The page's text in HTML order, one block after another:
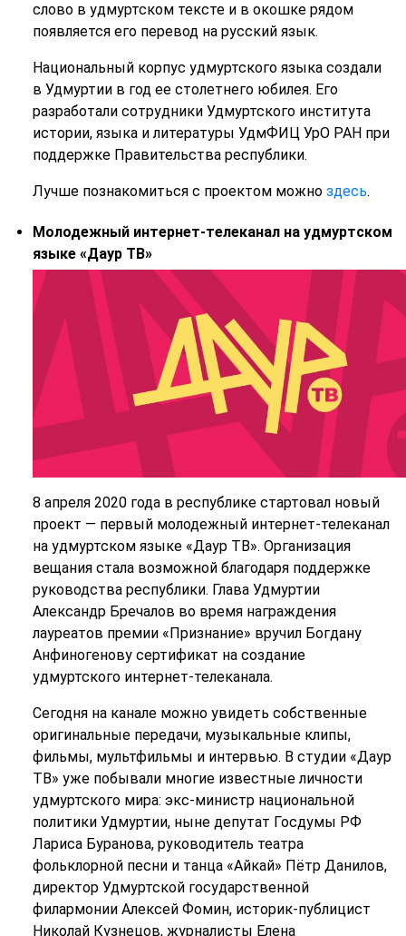
слово в удмуртском тексте и в окошке рядом
появляется его перевод на русский язык.
Национальный корпус удмуртского языка создали
в Удмуртии в год ее столетнего юбилея. Его
разработали сотрудники Удмуртского института
истории, языка и литературы УдмФИЦ УрО РАН при
поддержке Правительства республики.
Лучше познакомиться с проектом можно здесь.
Молодежный интернет-телеканал на удмуртском
языке «Даур ТВ»
8 апреля 2020 года в республике стартовал новый
проект — первый молодежный интернет-телеканал
на удмуртском языке «Даур ТВ». Организация
вещания стала возможной благодаря поддержке
руководства республики. Глава Удмуртии
Александр Бречалов во время награждения
лауреатов премии «Признание» вручил Богдану
Анфиногенову сертификат на создание
удмуртского интернет-телеканала.
Сегодня на канале можно увидеть собственные
оригинальные передачи, музыкальные клипы,
фильмы, мультфильмы и интервью. В студии «Даур
ТВ» уже побывали многие известные личности
удмуртского мира: экс-министр национальной
политики Удмуртии, ныне депутат Госдумы РФ
Лариса Буранова, руководитель театра
фольклорной песни и танца «Айкай» Пётр Данилов,
директор Удмуртской государственной
филармонии Алексей Фомин, историк-публицист
Николай Кузнецов, журналисты Елена